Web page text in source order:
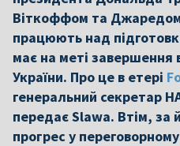
Віткоффом та
працюють над
має на меті завершення
України. Про це в етері
генеральний секретар
передає Slawa. Втім, за
прогрес у